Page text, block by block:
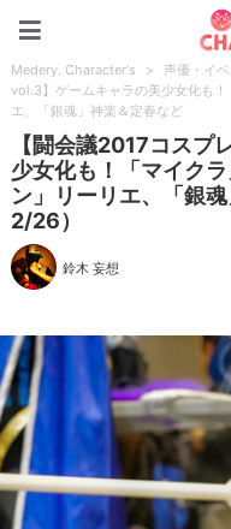
Medery. Character's > 声優・イベ
vol.3】ゲームキャラの美少女化も
エ、「銀魂」神楽＆定春など
【闘会議2017コス
少女化も！「マイク
ン」リーリエ、「銀
2/26）
鈴木 妄想